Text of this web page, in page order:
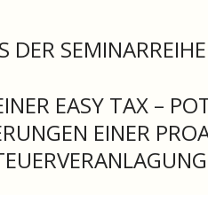
DER SEMINARREIHE
EASY TAX –
EINER